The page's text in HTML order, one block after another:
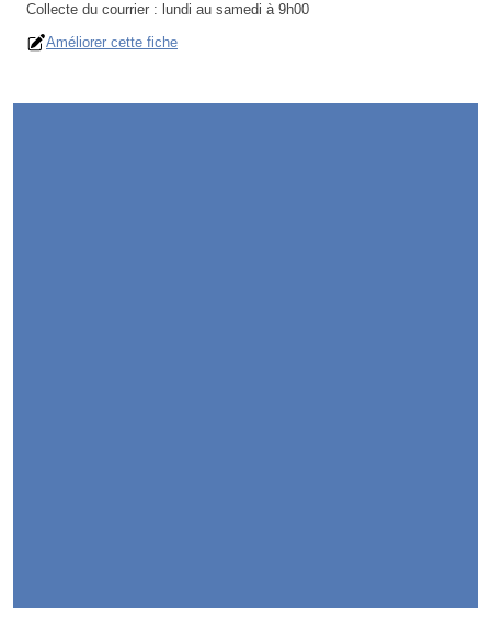
Collecte du courrier : lundi au samedi à 9h00
Améliorer cette fiche